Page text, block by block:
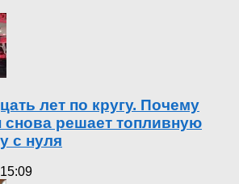
лет по кругу. Почему
снова решает топливную
с нуля